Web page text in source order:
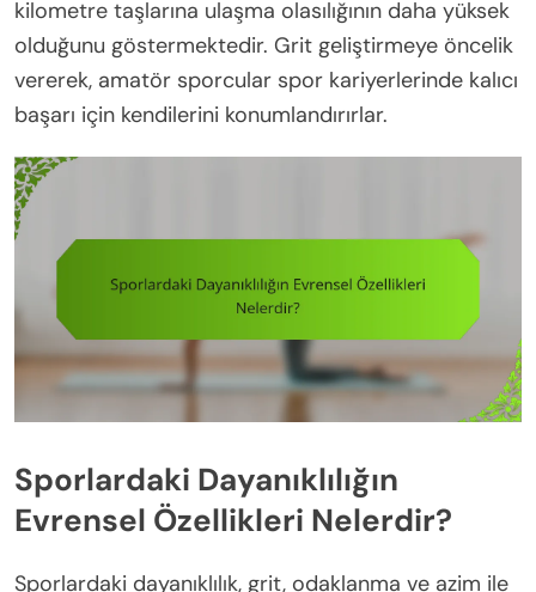
kilometre taşlarına ulaşma olasılığının daha yüksek
olduğunu göstermektedir. Grit geliştirmeye öncelik
vererek, amatör sporcular spor kariyerlerinde kalıcı
başarı için kendilerini konumlandırırlar.
Sporlardaki Dayanıklılığın
Evrensel Özellikleri Nelerdir?
Sporlardaki dayanıklılık, grit, odaklanma ve azim ile